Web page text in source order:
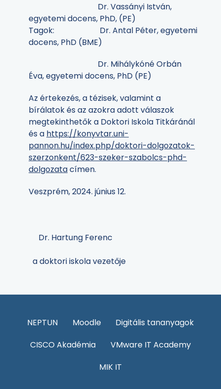
Dr. Vassányi István,
egyetemi docens, PhD, (PE)
Tagok: Dr. Antal Péter, egyetemi
docens, PhD (BME)
Dr. Mihálykóné Orbán
Éva, egyetemi docens, PhD (PE)
Az értekezés, a tézisek, valamint a
bírálatok és az azokra adott válaszok
megtekinthetők a Doktori Iskola Titkáránál
és a https://konyvtar.uni-
pannon.hu/index.php/doktori-dolgozatok-
szerzonkent/623-szeker-szabolcs-phd-
dolgozatacímen.
Veszprém, 2024. június 12.
Dr. Hartung Ferenc
a doktori iskola vezetője
NEPTUN Moodle
Digitális tananyagok
CISCO Akadémia
VMware IT Academy
MIK IT